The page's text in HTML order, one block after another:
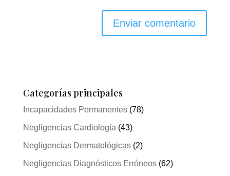
Categorías principales
Incapacidades Permanentes(78)
Negligencias Cardiología (43)
Negligencias Dermatológicas(2)
Negligencias Diagnósticos Erróneos(62)